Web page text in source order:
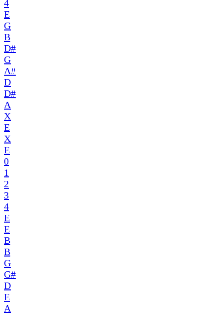
4
E
G
B
D#
G
A#
D
D#
A
X
E
X
E
0
1
2
3
4
E
E
B
B
G
G#
D
E
A